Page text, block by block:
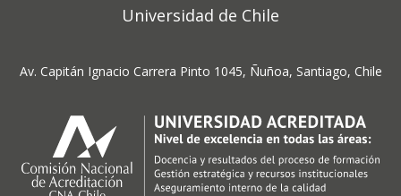
Universidad de Chile
Av. Capitán Ignacio Carrera Pinto 1045, Ñuñoa, Santiago, Chile